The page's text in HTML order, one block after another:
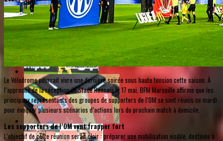
Le Vélodrome pourrait vivre une dernière soirée sous haute tension cette saison. À
l’approche de la réception du Stade Rennais le 17 mai, BFM Marseille affirme que les
principaux représentants des groupes de supporters de l’OM se sont réunis ce mardi
pour évoquer plusieurs scénarios d’actions lors du prochain match à domicile.
Les supporters de l’OM vont frapper fort
L’objectif de cette réunion serait clair : préparer une mobilisation visible, destinée à